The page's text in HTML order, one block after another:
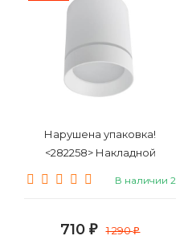
Нарушена упаковка!
<282258> Накладной
В наличии 2
710 ₽ 1 290₽